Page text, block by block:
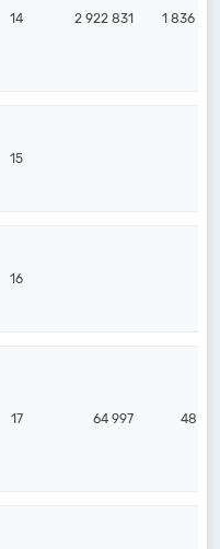
14 2 922 831 1 836 354
15
16
17 64 997 48 391